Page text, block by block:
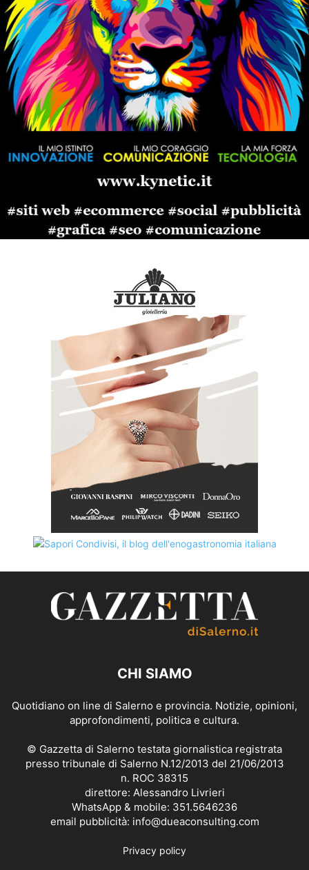
CHI SIAMO
Quotidiano on line di Salerno e provincia. Notizie, opinioni,
approfondimenti, politica e cultura.
© Gazzetta di Salerno testata giornalistica registrata
presso tribunale di Salerno N.12/2013 del 21/06/2013
n. ROC 38315
direttore: Alessandro Livrieri
WhatsApp & mobile: 351.5646236
email pubblicità: info@dueaconsulting.com
Privacy policy